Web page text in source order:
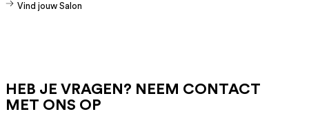
Vind jouw Salon
HEB JE VRAGEN? NEEM CONTACT
MET ONS OP